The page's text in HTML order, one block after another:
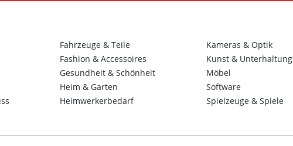
Fahrzeuge & Teile
Fashion & Accessoires
Gesundheit & Schönheit
Heim & Garten
Heimwerkerbedarf
Kameras & Optik
Kunst & Unterhaltung
Möbel
Software
Spielzeuge & Spiele